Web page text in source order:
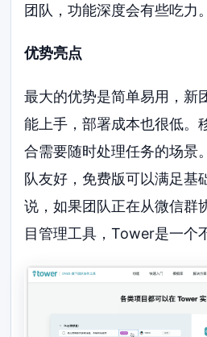
团队，功能深度会有些吃力。
优势亮点
最大的优势是简单易用，新
能上手，部署成本也很低。
合需要随时处理任务的场景
队友好，免费版可以满足基
说，如果团队正在从微信群
目管理工具，Tower是一个